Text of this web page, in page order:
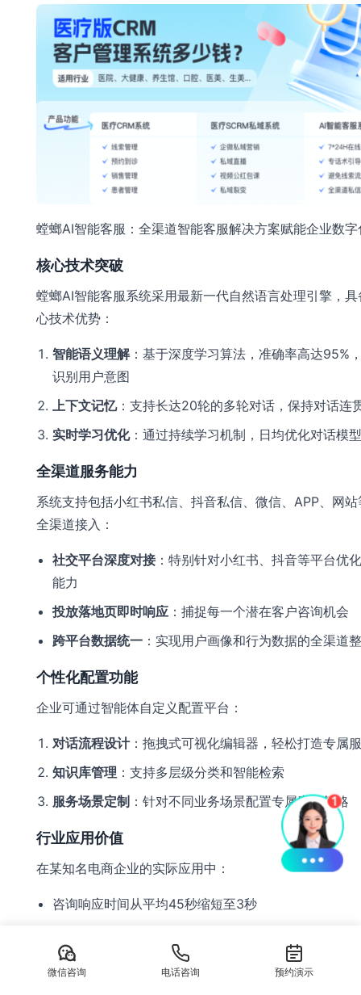
螳螂AI智能客服：全渠道智能客服解决方案赋能企业数字
核心技术突破
螳螂AI智能客服系统采用最新一代自然语言处理引擎，
心技术优势：
智能语义理解：基于深度学习算法，准确率高达95%
识别用户意图
上下文记忆：支持长达20轮的多轮对话，保持对话连
实时学习优化：通过持续学习机制，日均优化对话模
全渠道服务能力
系统支持包括小红书私信、抖音私信、微信、APP、网
全渠道接入：
社交平台深度对接：特别针对小红书、抖音等平台优
能力
投放落地页即时响应：捕捉每一个潜在客户咨询机会
跨平台数据统一：实现用户画像和行为数据的全渠道
个性化配置功能
企业可通过智能体自定义配置平台：
对话流程设计：拖拽式可视化编辑器，轻松打造专属
知识库管理 ：支持多层级分类和智能检索
服务场景定制 ：针对不同业务场景配置专属应答策略
行业应用价值
在某知名电商企业的实际应用中：
咨询响应时间从平均45秒缩短至3秒
客户满意度提升至98.2%
微信咨询 电话咨询 预约演示